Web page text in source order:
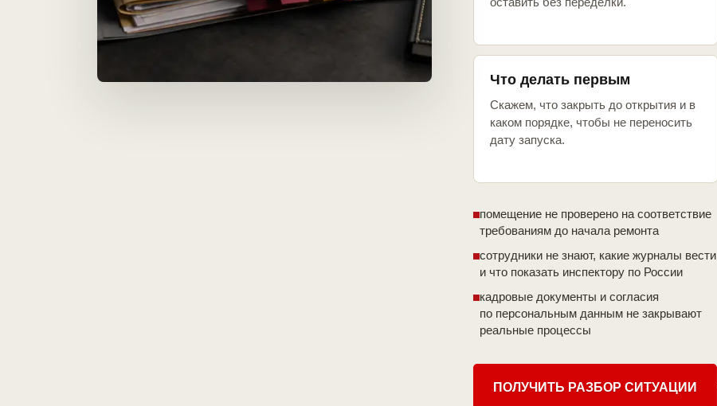
Что делать первым
Скажем, что закрыть до открытия и в
каком порядке, чтобы не переносить
дату запуска.
помещение не проверено на соответствие
требованиям до начала ремонта
сотрудники не знают, какие журналы вести
и что показать инспектору по России
кадровые документы и согласия
по персональным данным не закрывают
реальные процессы
ПОЛУЧИТЬ РАЗБОР СИТУАЦИИ